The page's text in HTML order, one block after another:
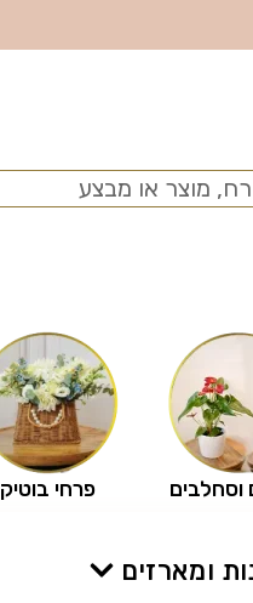
פרחי בוטיק וסחלבים
ומארזים